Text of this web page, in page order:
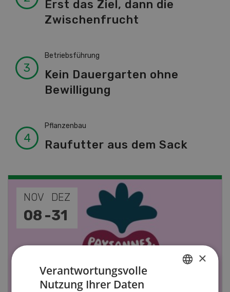
Erst das Ziel, dann die
Zwischenfrucht
Betriebsführung
Kein Dauergarten ohne
Bewilligung
Pflanzenbau
Raufutter aus dem Sack
NOV
19
JAN
28
×
Verantwortungsvolle
Nutzung Ihrer Daten